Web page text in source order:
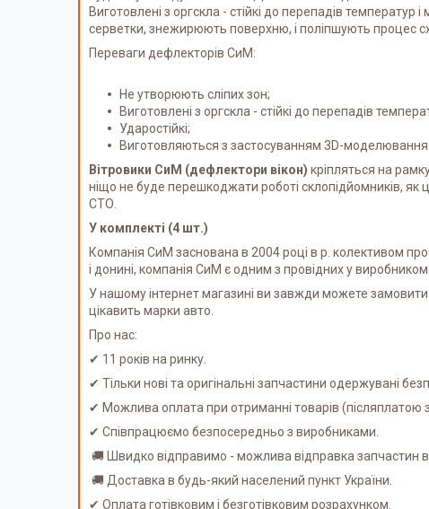
Виготовлені з оргскла - стійкі до перепадів
серветки, знежирюють поверхню, і поліпшують процес
Переваги дефлекторів СиМ:
Не утворюють сліпих зон;
Виготовлені з оргскла - стійкі до перепадів
Ударостійкі;
Виготовляються з застосуванням 3D-
Вітровики СиМ (дефлектори вікон) кріпляться на
ніщо не буде перешкоджати роботі склопідйомників,
СТО.
У комплекті (4 шт.)
Компанія СиМ заснована в 2004 році в р. колективом
і донині, компанія СиМ є одним з провідних у
У нашому інтернет магазині ви завжди можете
цікавить марки авто.
Про нас:
✔ 11 років на ринку.
✔ Тільки нові та оригінальні запчастини одержувані
✔ Можлива оплата при отриманні товарів (післяплатою
✔ Співпрацюємо безпосередньо з виробниками.
🚚 Швидко відправимо - можлива відправка запчастин
🚚 Доставка в будь-який населений пункт України.
✔ Оплата готівковим і безготівковим розрахунком.